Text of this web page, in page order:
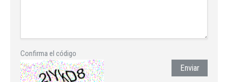
Confirma el código
Enviar